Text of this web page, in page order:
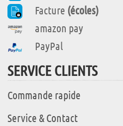
Facture (écoles)
amazon pay
PayPal
SERVICE CLIENTS
Commande rapide
Service & Contact